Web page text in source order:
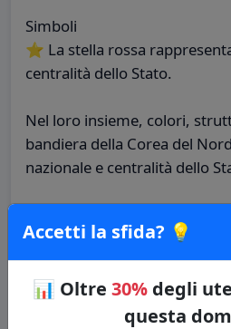
Accetti la sfida? 💡
📊 Oltre 30%degli
questa
Simboli
⭐ La stella rossa
centralità dello Stato.
Nel loro insieme, colori,
bandiera della Corea del
nazionale e centralità dello
nel 1948.
Rispondi ai quiz e impara di